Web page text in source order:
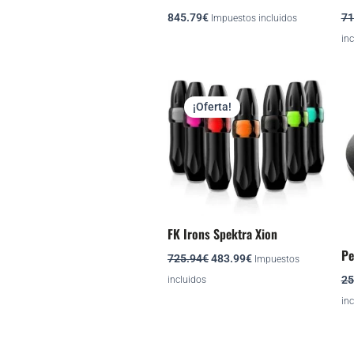
845.79€ Impuestos incluidos
¡Oferta!
FK Irons Spektra Xion
725.94€
El
precio
original
era:
725.94€.
483.99€
El
precio
actual
es:
483.99€.
Impuestos
incluidos
Este
producto
tiene
múltiples
variantes.
Las
se
pueden